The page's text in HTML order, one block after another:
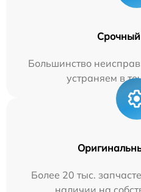
Большинство
устраняем в
Более 20 тыс.